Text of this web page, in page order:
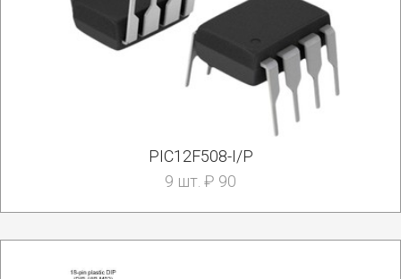
PIC12F508-I/P
9 шт. ₽ 90